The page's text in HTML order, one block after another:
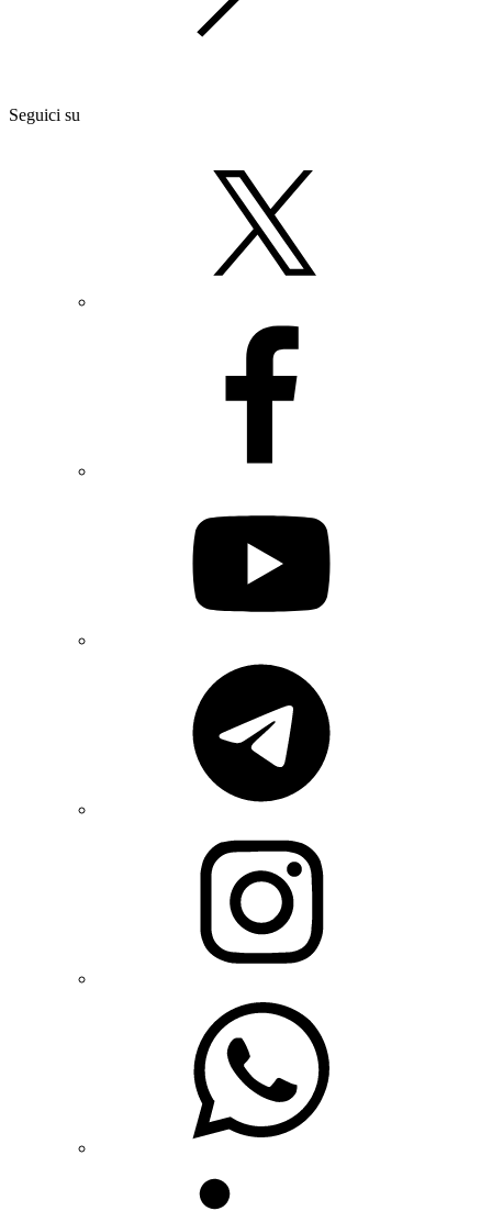
Seguici su